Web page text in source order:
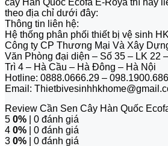
cây Hàn Quốc Ecofa E-Roya thì hãy
theo địa chỉ dưới đây:
Thông tin liên hệ:
Hệ thống phân phối thiết bị vệ sinh
Công ty CP Thương Mại Và Xây
Văn Phòng đại diện – Số 35 – LK 22
Trì 4 – Hà Cầu – Hà Đông – Hà Nội
Hotline: 0888.0666.29 – 098.1900.686
Email:
Review Cần Sen Cây Hàn Quốc
5 0% | 0 đánh giá
4 0% | 0 đánh giá
3 0% | 0 đánh giá